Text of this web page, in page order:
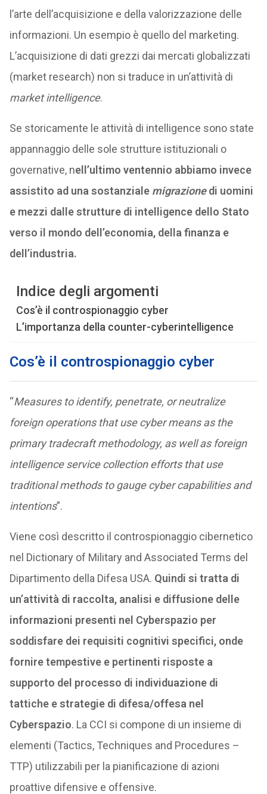
l’arte dell’acquisizione e della valorizzazione delle
informazioni. Un esempio è quello del marketing.
L’acquisizione di dati grezzi dai mercati globalizzati
(market research) non si traduce in un’attività di
market intelligence.
Se storicamente le attività di intelligence sono state
appannaggio delle sole strutture istituzionali o
governative, nell’ultimo ventennio abbiamo invece
assistito ad una sostanziale migrazionedi uomini
e mezzi dalle strutture di intelligence dello Stato
verso il mondo dell’economia, della finanza e
dell’industria.
Indice degli argomenti
Cos’è il controspionaggio cyber
L’importanza della counter-cyberintelligence
Cos’è il controspionaggio cyber
“Measurestoidentify, penetrate, orneutralize
foreign operations that use cyber meansas the
primary tradecraft methodology, as wellas foreign
intelligence service collection efforts that use
traditional methodstogauge cyber capabilities and
intentions”.
Viene così descritto il controspionaggio cibernetico
nel Dictionary of Military and Associated Terms del
Dipartimento della Difesa USA. Quindi si tratta di
un’attività di raccolta, analisi e diffusione delle
informazioni presenti nel Cyberspazio per
soddisfare dei requisiti cognitivi specifici, onde
fornire tempestive e pertinenti risposte a
supporto del processo di individuazione di
tattiche e strategie di difesa/offesa nel
Cyberspazio. La CCI si compone di un insieme di
elementi (Tactics, Techniques and Procedures –
TTP) utilizzabili per la pianificazione di azioni
proattive difensive e offensive.